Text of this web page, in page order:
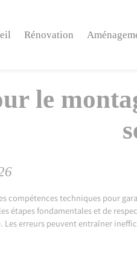
Rénovation
le
compétences techniques pour
étapes fondamentales et de
erreurs peuvent entraîner